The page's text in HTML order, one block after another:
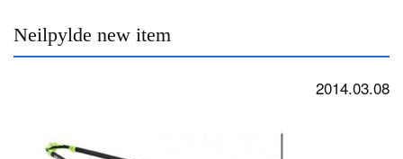
Neilpylde new item
2014.03.08